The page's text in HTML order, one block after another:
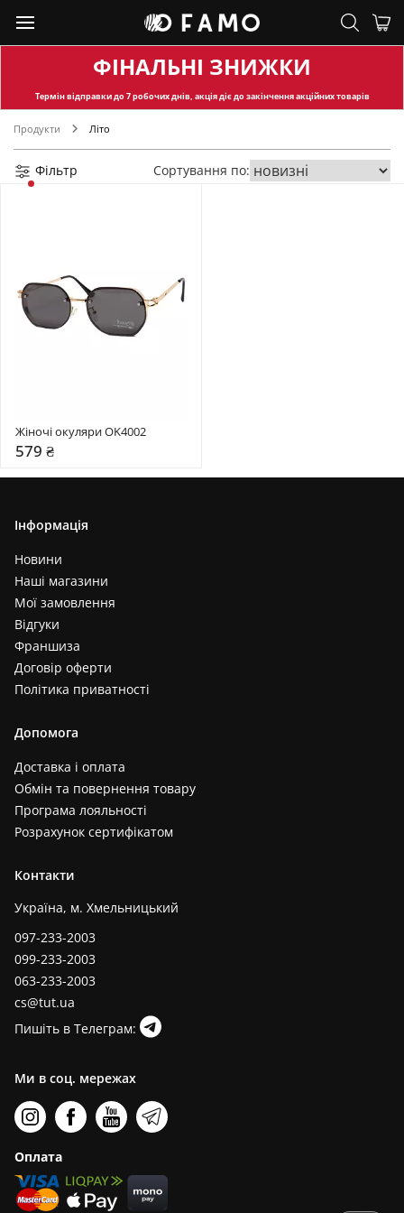
ФІНАЛЬНІ ЗНИЖКИ
Термін відправкидо 7 робочих днів, акція діє до закінчення акційних товарів
Продукти Літо
Фільтр Сортування по:
Жіночі окуляри OK4002
579 ₴
Інформація
Новини
Наші магазини
Мої замовлення
Відгуки
Франшиза
Договір оферти
Політика приватності
Допомога
Доставка і оплата
Обмін та повернення товару
Програма лояльності
Розрахунок сертифікатом
Контакти
Україна, м. Хмельницький
097-233-2003
099-233-2003
063-233-2003
cs@tut.ua
Пишіть в Телеграм:
Ми в соц. мережах
Оплата